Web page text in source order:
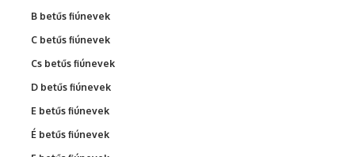
B betűs fiúnevek
C betűs fiúnevek
Cs betűs fiúnevek
D betűs fiúnevek
E betűs fiúnevek
É betűs fiúnevek